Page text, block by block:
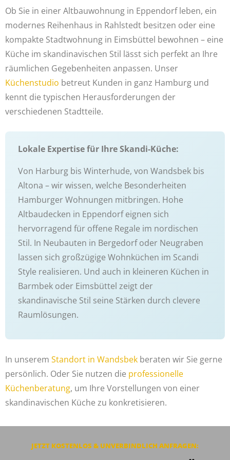
Ob Sie in einer Altbauwohnung in Eppendorf leben, ein
modernes Reihenhaus in Rahlstedt besitzen oder eine
kompakte Stadtwohnung in Eimsbüttel bewohnen – eine
Küche im skandinavischen Stil lässt sich perfekt an Ihre
räumlichen Gegebenheiten anpassen. Unser
Küchenstudio betreut Kunden in ganz Hamburg und
kennt die typischen Herausforderungen der
verschiedenen Stadtteile.
Lokale Expertise für Ihre Skandi-Küche:
Von Harburg bis Winterhude, von Wandsbek bis
Altona – wir wissen, welche Besonderheiten
Hamburger Wohnungen mitbringen. Hohe
Altbaudecken in Eppendorf eignen sich
hervorragend für offene Regale im nordischen
Stil. In Neubauten in Bergedorf oder Neugraben
lassen sich großzügige Wohnküchen im Scandi
Style realisieren. Und auch in kleineren Küchen in
Barmbek oder Eimsbüttel zeigt der
skandinavische Stil seine Stärken durch clevere
Raumlösungen.
In unserem Standort in Wandsbek beraten wir Sie gerne
persönlich. Oder Sie nutzen die professionelle
Küchenberatung, um Ihre Vorstellungen von einer
skandinavischen Küche zu konkretisieren.
JETZT KOSTENLOS & UNVERBINDLICH ANFRAGEN: